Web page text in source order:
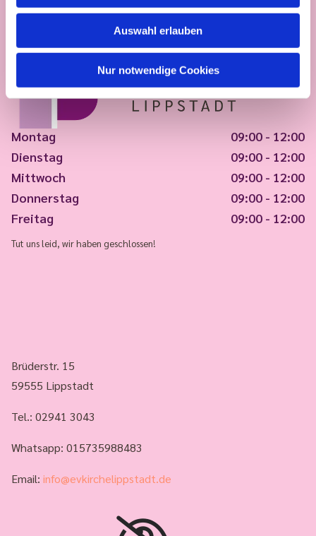
Auswahl erlauben
Nur notwendige Cookies
Montag
09:00 - 12:00
Dienstag
09:00 - 12:00
Mittwoch
09:00 - 12:00
Donnerstag
09:00 - 12:00
Freitag
09:00 - 12:00
Tut uns leid, wir haben geschlossen!
Brüderstr. 15
59555 Lippstadt
Tel.: 02941 3043
Whatsapp: 015735988483
Email: info@evkirchelippstadt.de